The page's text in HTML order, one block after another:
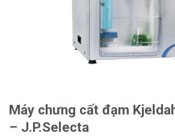
Máy chưng cất đạm
– J.P.Selecta